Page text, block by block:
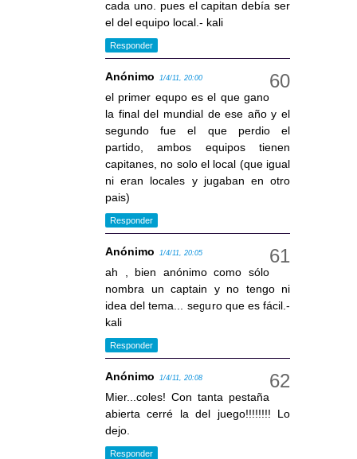
cada uno. pues el capitan debía ser
el del equipo local.- kali
Responder
Anónimo 1/4/11, 20:00
el primer equpo es el que gano
la final del mundial de ese año y el
segundo fue el que perdio el
partido, ambos equipos tienen
capitanes, no solo el local (que igual
ni eran locales y jugaban en otro
pais)
Responder
Anónimo 1/4/11, 20:05
ah , bien anónimo como sólo
nombra un captain y no tengo ni
idea del tema... seguro que es fácil.-
kali
Responder
Anónimo 1/4/11, 20:08
Mier...coles! Con tanta pestaña
abierta cerré la del juego!!!!!!!! Lo
dejo.
Responder